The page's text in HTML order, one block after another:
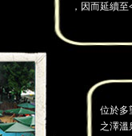
，因而延續
位於多
之澤溫